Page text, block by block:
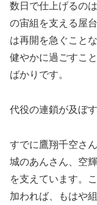
数日で仕上げるの
の宙組を支える屋
は再開を急ぐこと
健やかに過ごすこ
ばかりです。
代役の連鎖が及ぼ
すでに鷹翔千空さ
城のあんさん、空
を支えています。
加われば、もはや